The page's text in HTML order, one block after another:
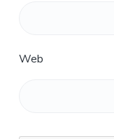
Web